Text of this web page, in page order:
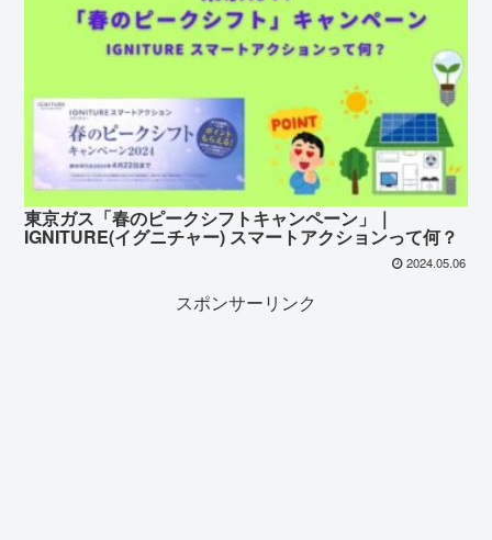
東京ガス「春のピークシフトキャンペーン」｜
IGNITURE(イグニチャー) スマートアクションって何？
2024.05.06
スポンサーリンク